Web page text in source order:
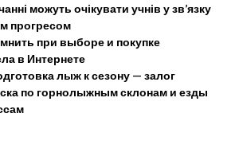
можуть очікувати учнів у зв’язку
прогресом
при выборе и покупке
в Интернете
лыж к сезону — залог
по горнолыжным склонам и езды